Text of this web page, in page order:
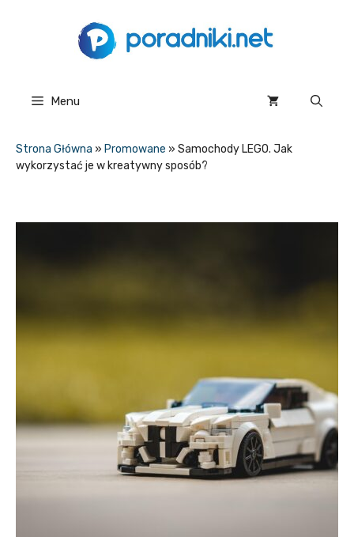
Menu
Strona Główna » Promowane » Samochody LEGO. Jak
wykorzystać je w kreatywny sposób?